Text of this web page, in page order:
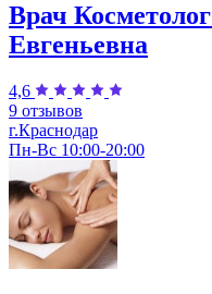
Врач
Евгеньевна
4,6
9 отзывов
г.Краснодар
Пн-Вс 10:00-20:00